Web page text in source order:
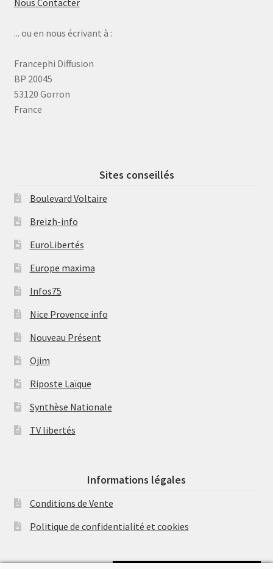
Nous Contacter
... ou en nous écrivant à :
Francephi Diffusion
BP 20045
53120 Gorron
France
Sites conseillés
Boulevard Voltaire
Breizh-info
EuroLibertés
Europe maxima
Infos75
Nice Provence info
Nouveau Présent
Ojim
Riposte Laïque
Synthèse Nationale
TV libertés
Informations légales
Conditions de Vente
Politique de confidentialité et cookies